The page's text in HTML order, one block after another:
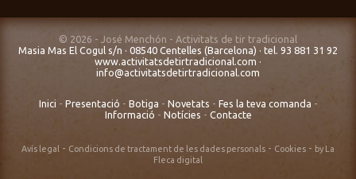
© 2026 - José Menchón - Activitats de tir tradicional
Masia Mas El Cogul s/n · 08540 Centelles (Barcelona) · tel. 93 881 31 92
www.activitatsdetirtradicional.com ·
info@activitatsdetirtradicional.com
Inici - Presentació - Botiga - Novetats - Fes la teva comanda -
Informació - Notícies - Contacte
Avís legal - Condicions de tractament de les dades personals - Cookies - by La
Fleca digital